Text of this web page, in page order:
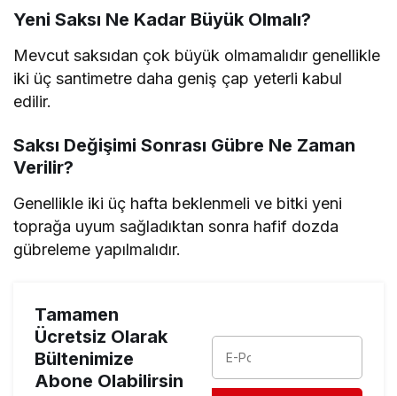
Yeni Saksı Ne Kadar Büyük Olmalı?
Mevcut saksıdan çok büyük olmamalıdır genellikle
iki üç santimetre daha geniş çap yeterli kabul
edilir.
Saksı Değişimi Sonrası Gübre Ne Zaman
Verilir?
Genellikle iki üç hafta beklenmeli ve bitki yeni
toprağa uyum sağladıktan sonra hafif dozda
gübreleme yapılmalıdır.
Tamamen
Ücretsiz Olarak
Bültenimize
Abone Olabilirsin